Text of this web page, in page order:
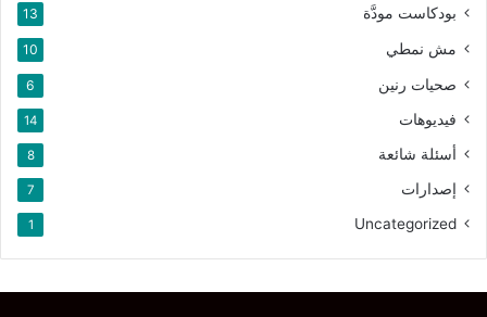
بودكاست مودَّة 13
مش نمطي 10
صحيات رنين 6
فيديوهات 14
أسئلة شائعة 8
إصدارات 7
Uncategorized
1